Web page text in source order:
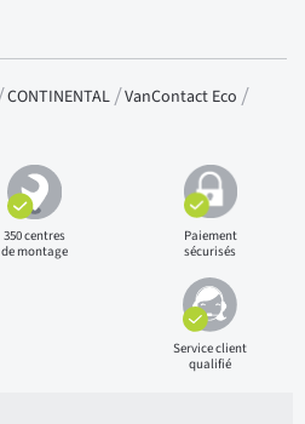
CONTINENTAL VanContact Eco
350 centres
de montage
Paiement
sécurisés
Service client
qualifié